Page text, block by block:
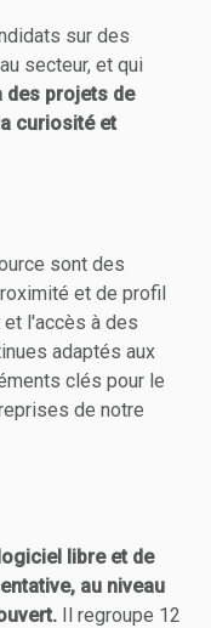
sur des
secteur, et qui
des projets de
curiosité et
sont des
et de profil
et l'accès à des
adaptés aux
clés pour le
de notre
libre et de
au niveau
Il regroupe 12